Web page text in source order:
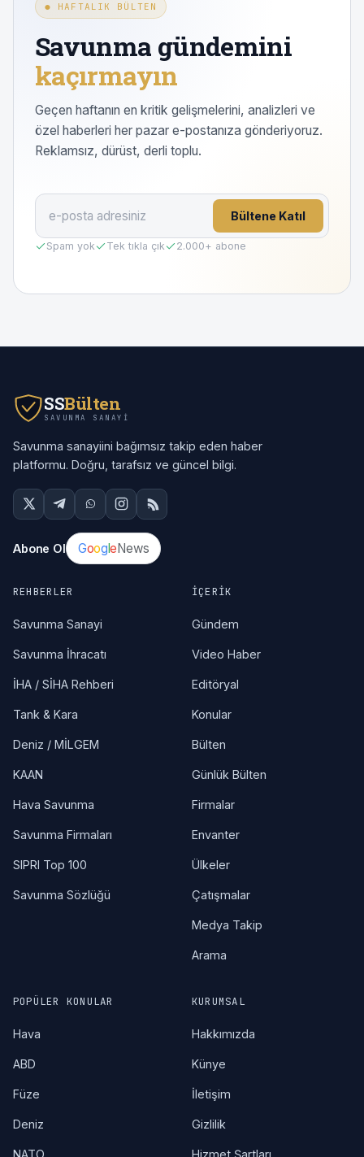
● HAFTALIK BÜLTEN
Savunma gündemini
kaçırmayın
Geçen haftanın en kritik gelişmelerini, analizleri ve
özel haberleri her pazar e-postanıza gönderiyoruz.
Reklamsız, dürüst, derli toplu.
Bültene Katıl
Spam yok Tek tıkla çık 2.000+ abone
SSBülten
SAVUNMA SANAYI
Savunma sanayiini bağımsız takip eden haber
platformu. Doğru, tarafsız ve güncel bilgi.
Abone Ol GoogleNews
REHBERLER
Savunma Sanayi
Savunma İhracatı
İHA / SİHA Rehberi
Tank & Kara
Deniz / MİLGEM
KAAN
Hava Savunma
Savunma Firmaları
SIPRI Top 100
Savunma Sözlüğü
İÇERIK
Gündem
Video Haber
Editöryal
Konular
Bülten
Günlük Bülten
Firmalar
Envanter
Ülkeler
Çatışmalar
Medya Takip
Arama
POPÜLER KONULAR
Hava
ABD
Füze
Deniz
NATO
KURUMSAL
Hakkımızda
Künye
İletişim
Gizlilik
Hizmet Şartları